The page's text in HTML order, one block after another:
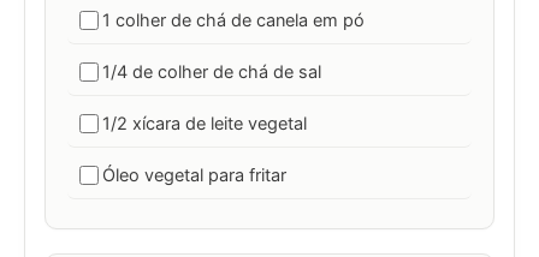
1 colher de chá de canela em pó
1/4 de colher de chá de sal
1/2 xícara de leite vegetal
Óleo vegetal para fritar